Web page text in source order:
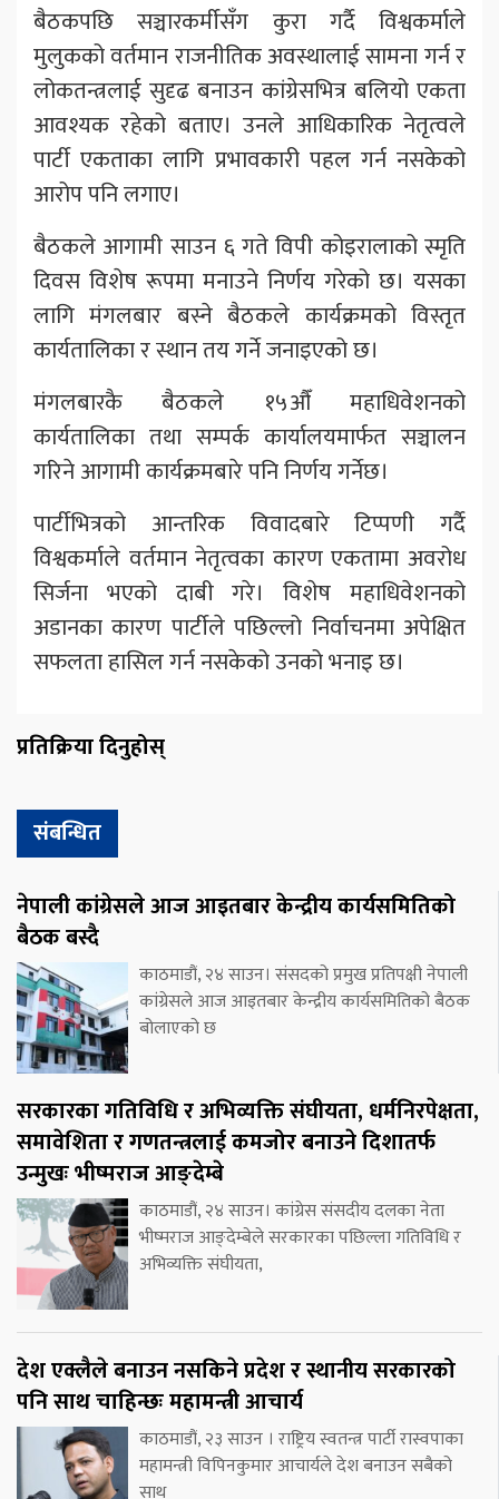
बैठकपछि सञ्चारकर्मीसँग कुरा गर्दै विश्वकर्माले
मुलुकको वर्तमान राजनीतिक अवस्थालाई सामना गर्न र
लोकतन्त्रलाई सुदृढ बनाउन कांग्रेसभित्र बलियो एकता
आवश्यक रहेको बताए। उनले आधिकारिक नेतृत्वले
पार्टी एकताका लागि प्रभावकारी पहल गर्न नसकेको
आरोप पनि लगाए।
बैठकले आगामी साउन ६ गते विपी कोइरालाको स्मृति
दिवस विशेष रूपमा मनाउने निर्णय गरेको छ। यसका
लागि मंगलबार बस्ने बैठकले कार्यक्रमको विस्तृत
कार्यतालिका र स्थान तय गर्ने जनाइएको छ।
मंगलबारकै बैठकले १५औँ महाधिवेशनको
कार्यतालिका तथा सम्पर्क कार्यालयमार्फत सञ्चालन
गरिने आगामी कार्यक्रमबारे पनि निर्णय गर्नेछ।
पार्टीभित्रको आन्तरिक विवादबारे टिप्पणी गर्दै
विश्वकर्माले वर्तमान नेतृत्वका कारण एकतामा अवरोध
सिर्जना भएको दाबी गरे। विशेष महाधिवेशनको
अडानका कारण पार्टीले पछिल्लो निर्वाचनमा अपेक्षित
सफलता हासिल गर्न नसकेको उनको भनाइ छ।
प्रतिक्रिया दिनुहोस्
संबन्धित
नेपाली कांग्रेसले आज आइतबार केन्द्रीय कार्यसमितिको
बैठक बस्दै
काठमाडौं, २४ साउन। संसदको प्रमुख प्रतिपक्षी नेपाली
कांग्रेसले आज आइतबार केन्द्रीय कार्यसमितिको बैठक
बोलाएको छ
सरकारका गतिविधि र अभिव्यक्ति संघीयता, धर्मनिरपेक्षता,
समावेशिता र गणतन्त्रलाई कमजोर बनाउने दिशातर्फ
उन्मुखः भीष्मराज आङ्देम्बे
काठमाडौं, २४ साउन। कांग्रेस संसदीय दलका नेता
भीष्मराज आङ्देम्बेले सरकारका पछिल्ला गतिविधि र
अभिव्यक्ति संघीयता,
देश एक्लैले बनाउन नसकिने प्रदेश र स्थानीय सरकारको
पनि साथ चाहिन्छः महामन्त्री आचार्य
काठमाडौं, २३ साउन । राष्ट्रिय स्वतन्त्र पार्टी रास्वपाका
महामन्त्री विपिनकुमार आचार्यले देश बनाउन सबैको
साथ